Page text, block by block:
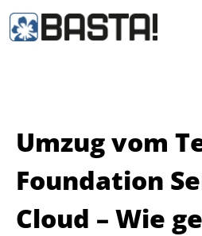
Umzug vom
Foundation
Cloud – Wie